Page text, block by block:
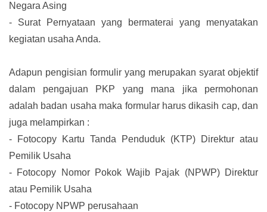
Negara Asing
-
Surat Pernyataan yang bermaterai yang menyatakan
kegiatan usaha Anda.
Adapun pengisian formulir yang merupakan syarat objektif
dalam pengajuan PKP yang mana jika permohonan
adalah badan usaha maka formular harus dikasih cap, dan
juga melampirkan :
-
Fotocopy Kartu Tanda Penduduk (KTP) Direktur atau
Pemilik Usaha
- Fotocopy Nomor Pokok Wajib Pajak (NPWP) Direktur
atau Pemilik Usaha
- Fotocopy NPWP perusahaan